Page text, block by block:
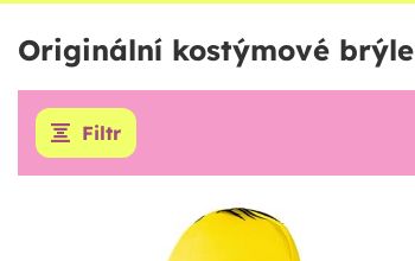
Originální kostýmové brýle
Filtr